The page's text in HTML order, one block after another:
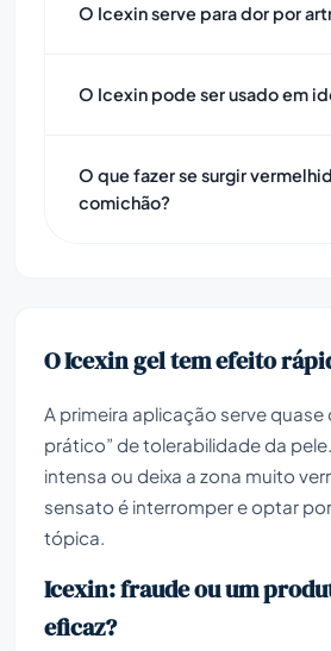
O Icexin serve para dor por
O Icexin pode ser usado em
O que fazer se surgir
comichão?
O Icexin gel tem efeito
A primeira aplicação serve
prático” de tolerabilidade da
intensa ou deixa a zona muito
sensato é interromper e optar
tópica.
Icexin: fraude ou um
eficaz?